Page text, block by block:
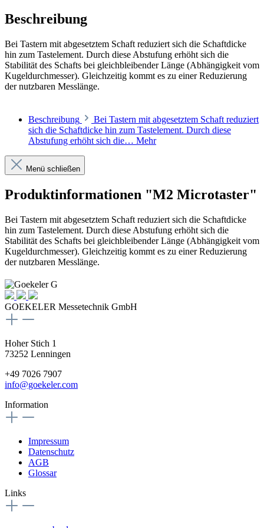
Beschreibung
Bei Tastern mit abgesetztem Schaft reduziert sich die Schaftdicke
hin zum Tastelement. Durch diese Abstufung erhöht sich die
Stabilität des Schafts bei gleichbleibender Länge (Abhängigkeit vom
Kugeldurchmesser). Gleichzeitig kommt es zu einer Reduzierung
der nutzbaren Messlänge.
Beschreibung
Bei Tastern mit abgesetztem Schaft reduziert
sich die Schaftdicke hin zum Tastelement. Durch diese
Abstufung erhöht sich die… Mehr
Menü schließen
Produktinformationen "M2 Microtaster"
Bei Tastern mit abgesetztem Schaft reduziert sich die Schaftdicke
hin zum Tastelement. Durch diese Abstufung erhöht sich die
Stabilität des Schafts bei gleichbleibender Länge (Abhängigkeit vom
Kugeldurchmesser). Gleichzeitig kommt es zu einer Reduzierung
der nutzbaren Messlänge.
GOEKELER Messetechnik GmbH
Hoher Stich 1
73252 Lenningen
+49 7026 7907
info@goekeler.com
Information
Impressum
Datenschutz
AGB
Glossar
Links